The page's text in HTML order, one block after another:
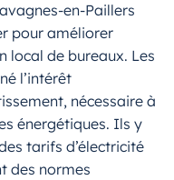
en-Paillers
pour améliorer
local de bureaux. Les
l’intérêt
nécessaire à
énergétiques. Ils y
tarifs d’électricité
des normes